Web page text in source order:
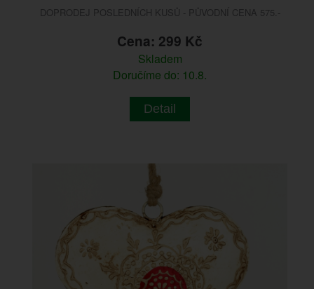
DOPRODEJ POSLEDNÍCH KUSŮ - PŮVODNÍ CENA 575.-
Cena: 299 Kč
Skladem
Doručíme do: 10.8.
Detail